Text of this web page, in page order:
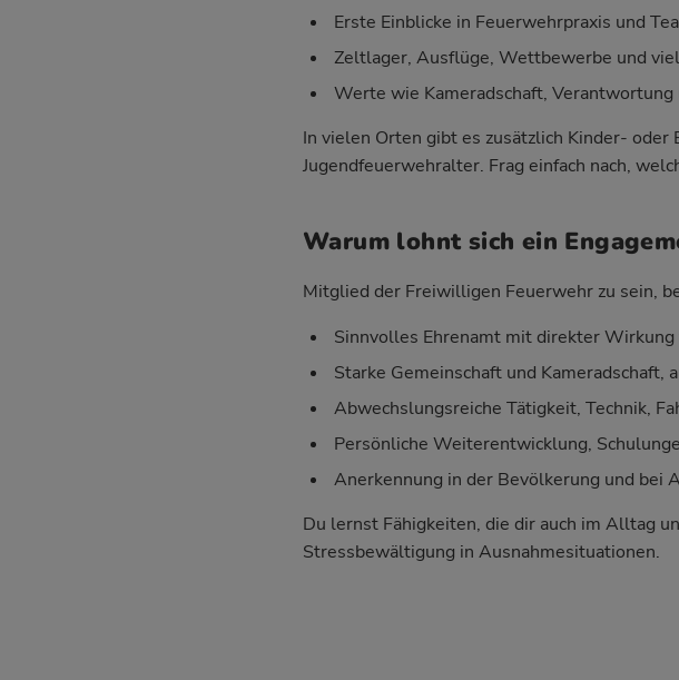
Erste Einblicke in Feuerwehrpraxis und
Zeltlager, Ausflüge, Wettbewerbe und
Werte wie Kameradschaft,
In vielen Orten gibt es zusätzlich Kinder-
Jugendfeuerwehralter. Frag einfach nach,
Warum lohnt sich ein
Mitglied der Freiwilligen Feuerwehr zu sein,
Sinnvolles Ehrenamt mit direkter Wirkung
Starke Gemeinschaft und Kameradschaft,
Abwechslungsreiche Tätigkeit, Technik,
Persönliche Weiterentwicklung,
Anerkennung in der Bevölkerung und bei
Du lernst Fähigkeiten, die dir auch im Alltag
Stressbewältigung in Ausnahmesituationen.